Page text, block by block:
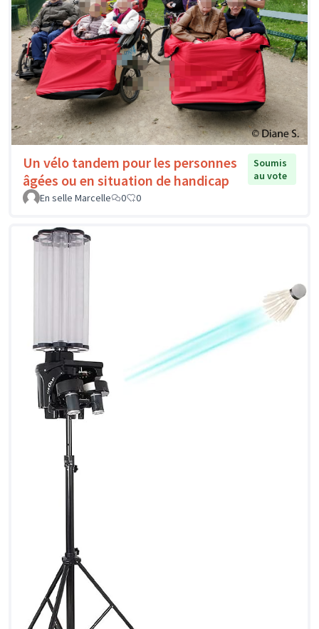
Un vélo tandem pour les personnes
âgées ou en situation de handicap
Soumis
au vote
En selle Marcelle
0 0